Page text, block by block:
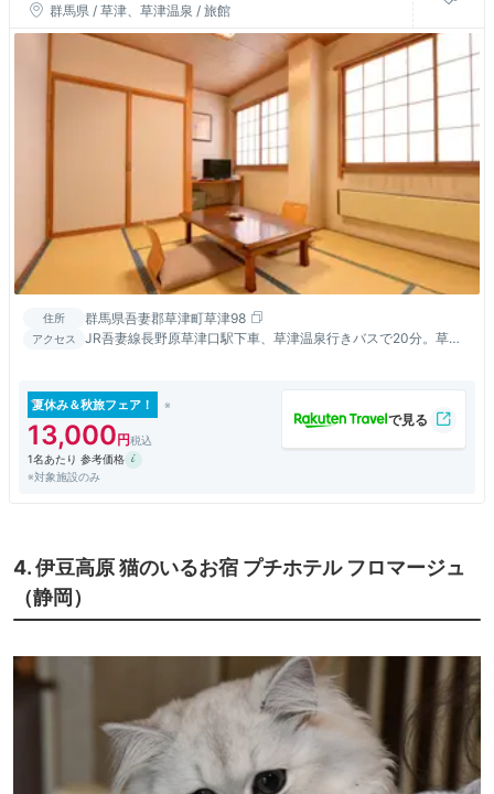
群馬県 / 草津、草津温泉 / 旅館
住所 群馬県吾妻郡草津町草津98
アクセス
JR吾妻線長野原草津口駅下車、草津温泉行きバスで20分。草津
夏休み＆秋旅フェア！
13,000
1名あたり 参考価格
※対象施設のみ
4. 伊豆高原 猫のいるお宿 プチホテル フロマージュ
（静岡）